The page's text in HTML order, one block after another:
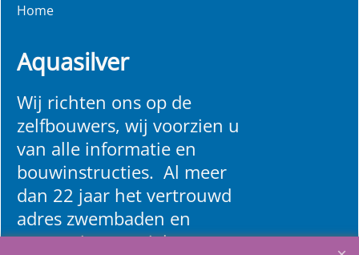
Home
Aquasilver
Wij richten ons op de
zelfbouwers, wij voorzien u
van alle informatie en
bouwinstructies. Al meer
dan 22 jaar het vertrouwd
adres zwembaden en
renovatie materialen.